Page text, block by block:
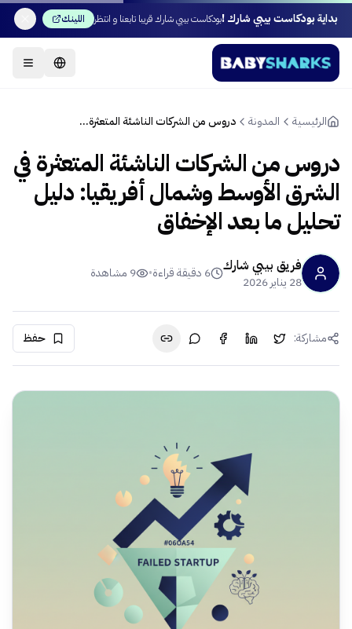
بداية بودكاست بيبي شارك !بودكاست بيبي شارك قريبا تابعنا و انتظر اللينك
الرئيسية المدونة دروس من الشركات الناشئة المتعثرة في الشرق الأوسط وشمال أفريقيا: دليل تحليل ما بعد الإخفاق
دروس من الشركات الناشئة المتعثرة في
الشرق الأوسط وشمال أفريقيا: دليل
تحليل ما بعد الإخفاق
فريق بيبي شارك
28 يناير 2026
6 دقيقة قراءة•
9 مشاهدة
مشاركة: حفظ